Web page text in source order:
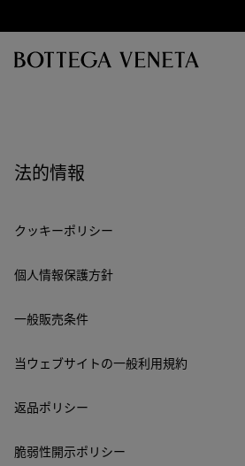
法的情報
クッキーポリシー
個人情報保護方針
一般販売条件
当ウェブサイトの一般利用規約
返品ポリシー
脆弱性開示ポリシー